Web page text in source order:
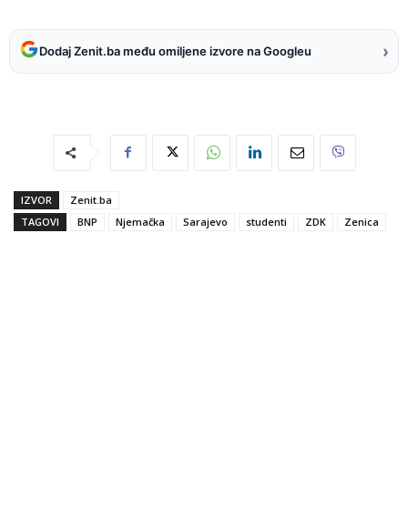
Dodaj Zenit.ba među omiljene izvore na Googleu ›
IZVOR
Zenit.ba
TAGOVI
BNP Njemačka Sarajevo studenti ZDK Zenica